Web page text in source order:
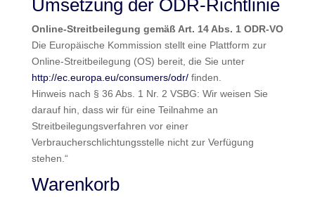
Umsetzung der ODR-Richtlinie
Online-Streitbeilegung gemäß Art. 14 Abs. 1 ODR-VO
Die Europäische Kommission stellt eine Plattform zur
Online-Streitbeilegung (OS) bereit, die Sie unter
http://ec.europa.eu/consumers/odr/finden.
Hinweis nach § 36 Abs. 1 Nr. 2 VSBG: Wir weisen Sie
darauf hin, dass wir für eine Teilnahme an
Streitbeilegungsverfahren vor einer
Verbraucherschlichtungsstelle nicht zur Verfügung
stehen.“
Warenkorb